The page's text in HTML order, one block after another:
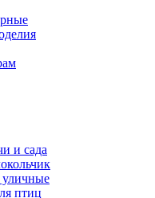
и сада
птиц